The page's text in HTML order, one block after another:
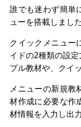
誰でも迷わず簡単
ューを搭載しました
クイックメニュー
イドの2種類の設
プル教材や、クイ
メニューの新規教
材作成に必要な作
材情報を入力し出